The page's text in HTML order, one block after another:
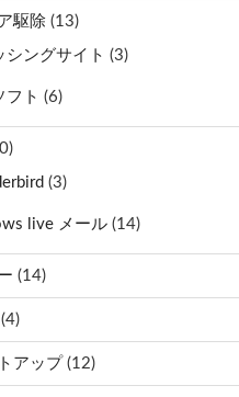
駆除 (13)
シングサイト (3)
フト (6)
(3)
live メール (14)
(14)
(4)
アップ(12)